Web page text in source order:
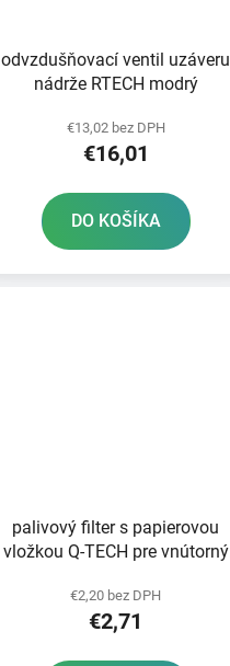
odvzdušňovací ventil uzáveru
nádrže RTECH modrý
€13,02 bez DPH
€16,01
DO KOŠÍKA
palivový filter s papierovou
vložkou Q-TECH pre vnútorný
€2,20 bez DPH
€2,71